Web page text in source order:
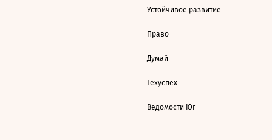
Устойчивое развитие
Право
Думай
Техуспех
Ведомости Юг